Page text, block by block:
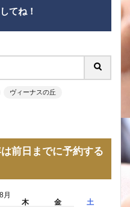
てね！
ヴィーナスの丘
前日までに予約する
月
木 金 土